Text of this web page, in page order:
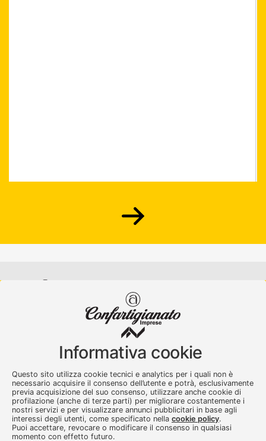
Confartigianato Imprese Varese
0332 256111-Fax. 0332 256200
artser@artser.it
© 2020 – 2026 - Confartigianato Imprese Varese - P.IVA
00449700129
Informativa cookie
Questo sito utilizza cookie tecnici e analytics per i quali non è
necessario acquisire il consenso dell’utente e potrà, esclusivamente
previa acquisizione del suo consenso, utilizzare anche cookie di
profilazione (anche di terze parti) per migliorare costantemente i
nostri servizi e per visualizzare annunci pubblicitari in base agli
interessi degli utenti, come specificato nella cookie policy.
Puoi accettare, revocare o modificare il consenso in qualsiasi
momento con effetto futuro.